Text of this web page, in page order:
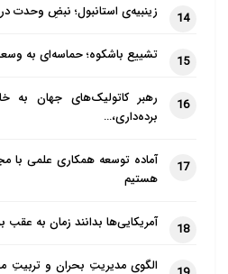
در طول تاریخ 1400
با بصیرت و معرفت و این‌قدر با
1400 ساله، مقاومتی
نوعی اتحاد قلبی، اصلاً نمی‌توانید
بعد از بعثت نبوی تا این زمان،
در لبیک به دعوت رسول خدا(ص)
ما با دوران بعثتِ امت اسلامی
وقتی تاریخ اسلام را مطالعه
که در تاریخ اسلام پدید آمده
14 زینبیه‌ی استانبول؛ نبضِ
15 تشییع باشکوه؛ حماسه‌ای به
16
رهبر کاتولیک‌های جهان به
برده‌داری،…
17
آماده توسعه همکاری علمی با
هستیم
18 آمریکایی‌ها بدانند زمان به
الگوی مدیریتِ بحران و تربیتِ